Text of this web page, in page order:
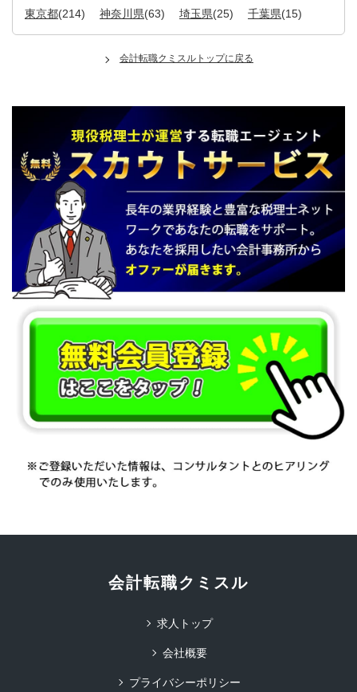
東京都(214) 神奈川県(63) 埼玉県(25) 千葉県(15)
会計転職クミスルトップに戻る
会計転職クミスル
求人トップ
会社概要
プライバシーポリシー